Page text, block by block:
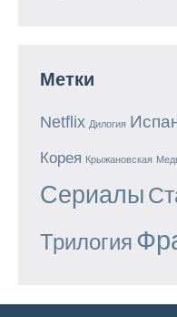
Метки
Netflix Дилогия
Корея Крыжановская
Сериалы
Трилогия